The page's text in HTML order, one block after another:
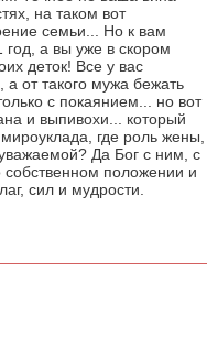
на таком вот
семьи... Но к вам
год, а вы уже в скором
деток! Все у вас
от такого мужа бежать
с покаянием... но вот
и выпивохи... который
где роль жены,
Да Бог с ним, с
положении и
сил и мудрости.